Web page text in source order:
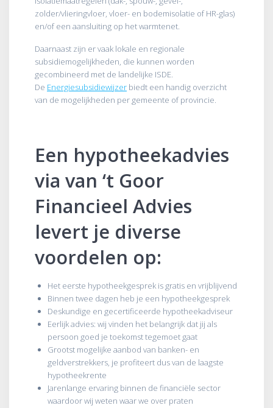
zolder/vlieringvloer, vloer- en bodemisolatie of HR-glas)
en/of een aansluiting op het warmtenet.
Daarnaast zijn er vaak lokale en regionale
subsidiemogelijkheden, die kunnen worden
gecombineerd met de landelijke ISDE.
De Energiesubsidiewijzer biedt een handig overzicht
van de mogelijkheden per gemeente of provincie.
Een hypotheekadvies
via van ‘t Goor
Financieel Advies
levert je diverse
voordelen op:
Het eerste hypotheekgesprek is gratis en vrijblijvend
Binnen twee dagen heb je een hypotheekgesprek
Deskundige en gecertificeerde hypotheekadviseur
Eerlijk advies: wij vinden het belangrijk dat jij als
persoon goed je toekomst tegemoet gaat
Grootst mogelijke aanbod van banken- en
geldverstrekkers, je profiteert dus van de laagste
hypotheekrente
Jarenlange ervaring binnen de financiële sector
waardoor wij weten waar we over praten